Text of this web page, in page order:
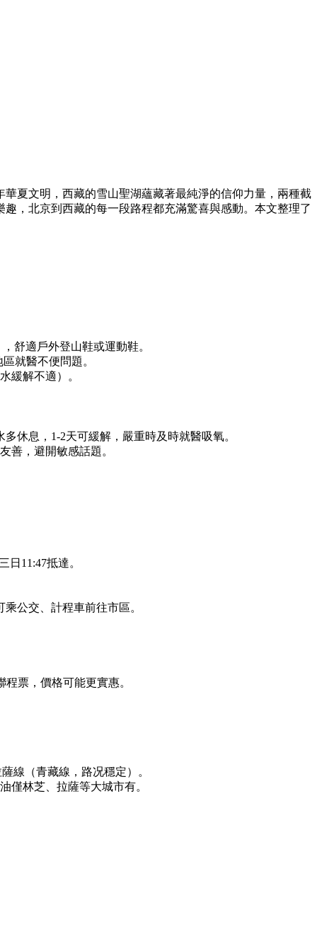
夏文明，西藏的雪山聖湖蘊藏著最純淨的信仰力量，兩種截
，北京到西藏的每一段路程都充滿驚喜與感動。本文整理了
舒適戶外登山鞋或運動鞋。
就醫不便問題。
緩解不適）。
休息，1-2天可緩解，嚴重時及時就醫吸氧。
善，避開敏感話題。
11:47抵達。
公交、計程車前往市區。
票，價格可能更實惠。
線（青藏線，路况穩定）。
僅林芝、拉薩等大城市有。